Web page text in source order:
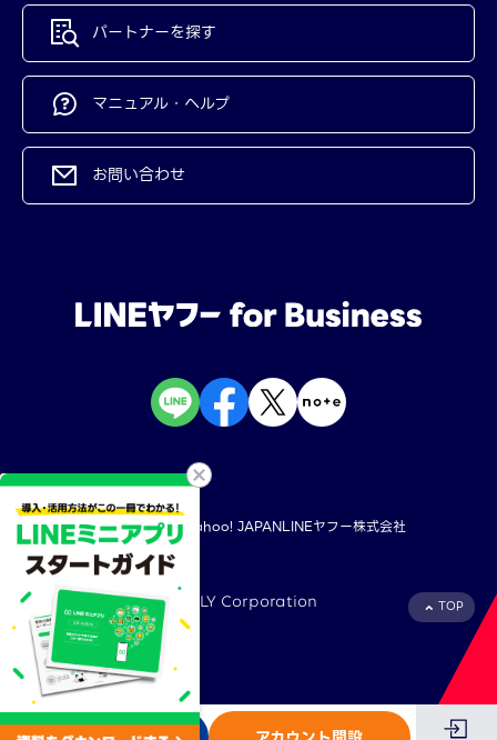
パートナーを探す
マニュアル・ヘルプ
お問い合わせ
TOP
規約・ポリシー Yahoo! JAPANLINEヤフー株式会社
©︎ LY Corporation